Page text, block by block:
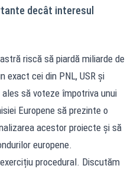
decât interesul
riscă să piardă miliarde de
exact cei din PNL, USR și
să voteze împotriva unui
Europene să prezinte o
acestor proiecte și să
europene.
procedural. Discutăm